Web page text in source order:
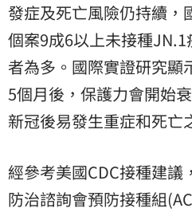
發症及死亡風險仍持續，
個案9成6以上未接種
者為多。國際實證研究顯
5個月後，保護力會開始
新冠後易發生重症和死亡
經參考美國CDC接種建
防治諮詢會預防接種組